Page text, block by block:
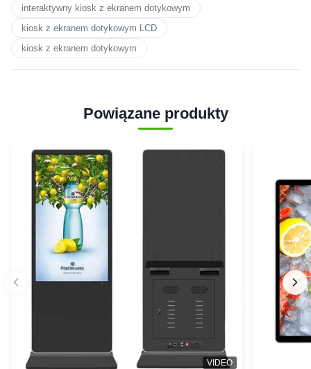
interaktywny kiosk z ekranem dotykowym
kiosk z ekranem dotykowym LCD
kiosk z ekranem dotykowym
Powiązane produkty
VIDEO